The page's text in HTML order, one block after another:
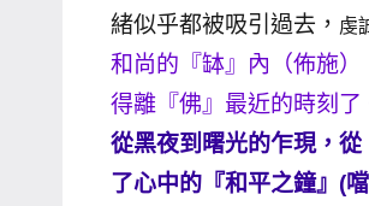
哥
窟
國
旅
遊
緒似乎都被吸引過去， 虔
和尚的『缽』內（佈施
得離『佛』最近的時刻了
從黑夜到曙光的乍現，從
了心中的『和平之鐘』(